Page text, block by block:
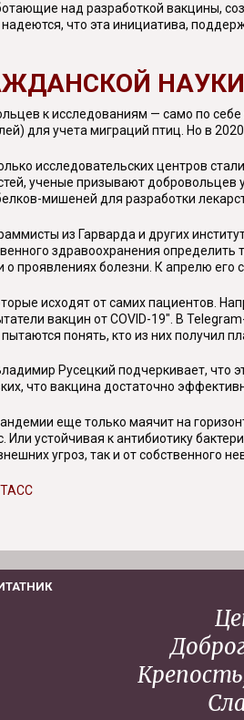
над разработкой вакцины,
что эта инициатива,
НАУКИ
к исследованиям — само по
для учета миграций птиц. Но в
исследовательских центров
ученые призывают добровольцев
мишеней для разработки
из Гарварда и других
здравоохранения определить
проявлениях болезни. К апрелю его
исходят от самих пациентов.
вакцин от COVID-19". В
понять, кто из них получил
Русецкий подчеркивает, что
что вакцина достаточно
еще только маячит на
Или устойчивая к антибиотику
угроз, так и от собственного
ТАСС